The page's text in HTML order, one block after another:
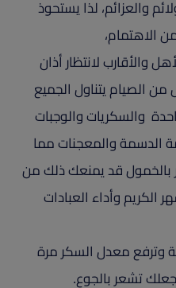
والعزائم، لذا يستحوذ
الاهتمام،
والأقارب لانتظار أذان
من الصيام يتناول الجميع
والسكريات والوجبات
الدسمة والمعجنات مما
بالخمول قد يمنعك ذلك من
الكريم وأداء العبادات
وترفع معدل السكر مرة
تشعر بالجوع.